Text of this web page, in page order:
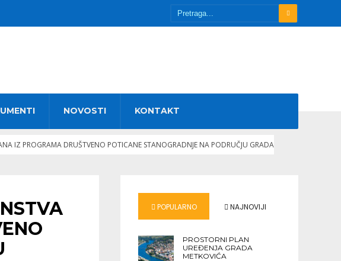
NOVOSTI KONTAKT
IZ PROGRAMA DRUŠTVENO POTICANE STANOGRADNJE NA PODRUČJU GRADA
POPULARNO NAJNOVIJI
PROSTORNI PLAN
UREĐENJA GRADA
METKOVIĆA